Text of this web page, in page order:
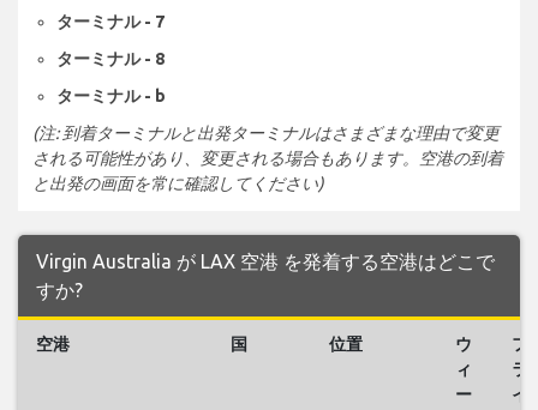
ターミナル - 7
ターミナル - 8
ターミナル - b
(注: 到着ターミナルと出発ターミナルはさまざまな理由で変更
される可能性があり、変更される場合もあります。空港の到着
と出発の画面を常に確認してください)
Virgin Australia が LAX 空港 を発着する空港はどこで
すか?
空港 国 位置
ウ
ィ
ー
フ
ラ
イ